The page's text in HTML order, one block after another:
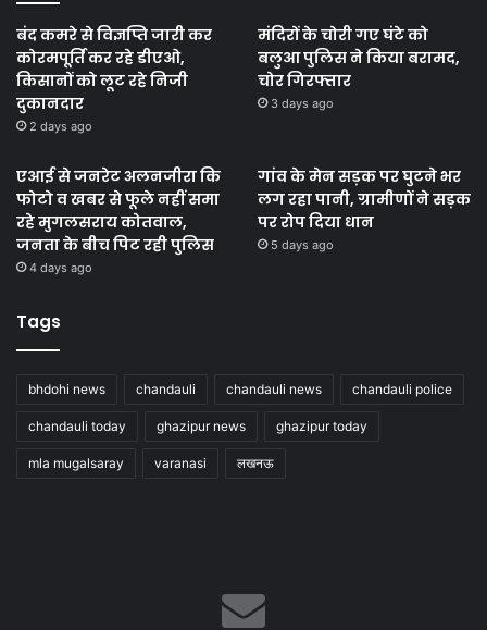
बंद कमरे से विज्ञप्ति जारी कर
कोरमपूर्ति कर रहे डीएओ,
किसानों को लूट रहे निजी
दुकानदार
2 days ago
मंदिरों के चोरी गए घंटे को
बलुआ पुलिस ने किया बरामद,
चोर गिरफ्तार
3 days ago
एआई से जनरेट अलनजीरा कि
फोटो व खबर से फूले नहीं समा
रहे मुगलसराय कोतवाल,
जनता के बीच पिट रही पुलिस
4 days ago
गांव के मेन सड़क पर घुटने भर
लग रहा पानी, ग्रामीणों ने सड़क
पर रोप दिया धान
5 days ago
Tags
bhdohi news chandauli chandauli news chandauli police
chandauli today ghazipur news ghazipur today
mla mugalsaray varanasi लखनऊ